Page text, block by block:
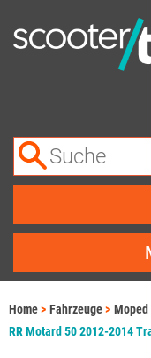
Home Fahrzeuge Moped
RR Motard 50 2012-2014